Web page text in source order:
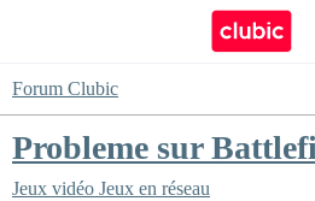
Forum Clubic
Probleme sur
Jeux vidéo Jeux en réseau